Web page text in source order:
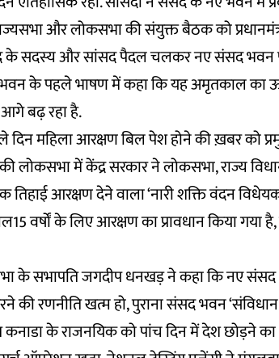
और लोकसभा की संयुक्त बैठक को
के सदस्य और सांसद पैदल चलकर नए संसद
भवन के पहले भाषण में कहा कि यह अमृतकाल का
बढ़ रहा है.
महिला आरक्षण बिल पेश होने की ख़बर को
लोकसभा में केंद्र सरकार ने लोकसभा, राज्य
आरक्षण देने वाला ‘नारी शक्ति वंदन
वर्षों के लिए आरक्षण का प्रावधान किया गया
के सभापति जगदीप धनखड़ ने कहा कि नए
की रणनीति खत्म हो, पुराना संसद भवन
कनाडा के राजनयिक को पांच दिन में देश छोड़ने